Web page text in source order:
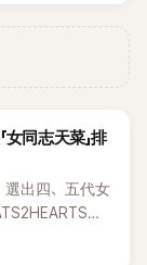
同志天菜」排
出四、五代女
成
人氣。